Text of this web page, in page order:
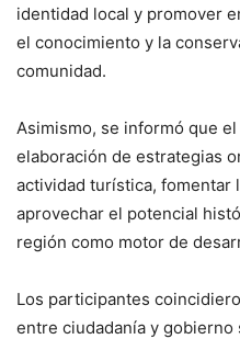
identidad local y promover
el conocimiento y la
comunidad.
Asimismo, se informó que
elaboración de estrategias
actividad turística, fomentar
aprovechar el potencial
región como motor de
Los participantes
entre ciudadanía y gobierno